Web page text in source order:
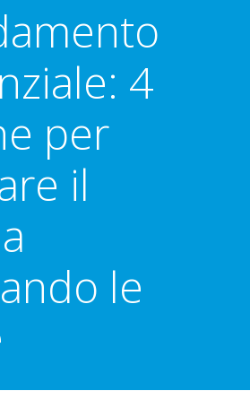
4
per
il
le